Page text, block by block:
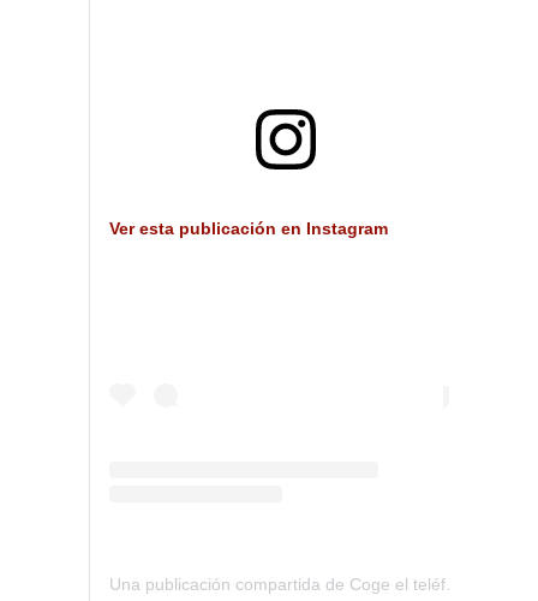
Ver esta publicación en Instagram